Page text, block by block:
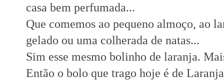
casa bem perfumada...
Que comemos ao pequeno almoço, ao
gelado ou uma colherada de natas...
Sim esse mesmo bolinho de laranja.
Então o bolo que trago hoje é de